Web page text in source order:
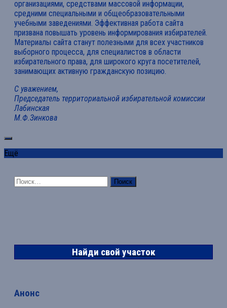
организациями, средствами массовой информации,
средними специальными и общеобразовательными
учебными заведениями. Эффективная работа сайта
призвана повышать уровень информирования избирателей.
Материалы сайта станут полезными для всех участников
выборного процесса, для специалистов в области
избирательного права, для широкого круга посетителей,
занимающих активную гражданскую позицию.
С уважением,
Председатель территориальной избирательной комиссии
Лабинская
М.Ф.Зинкова
Ещё
Найти:
Найди свой участок
Анонс